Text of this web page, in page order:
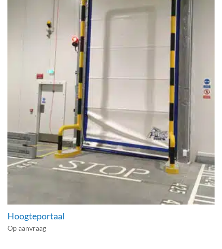
Hoogteportaal
Op aanvraag